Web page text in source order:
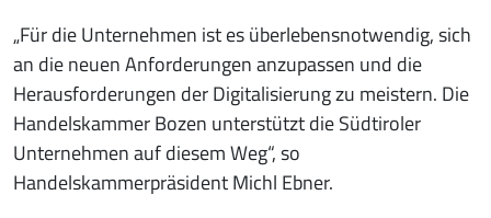
„Für die Unternehmen ist es überlebensnotwendig, sich
an die neuen Anforderungen anzupassen und die
Herausforderungen der Digitalisierung zu meistern. Die
Handelskammer Bozen unterstützt die Südtiroler
Unternehmen auf diesem Weg“, so
Handelskammerpräsident Michl Ebner.